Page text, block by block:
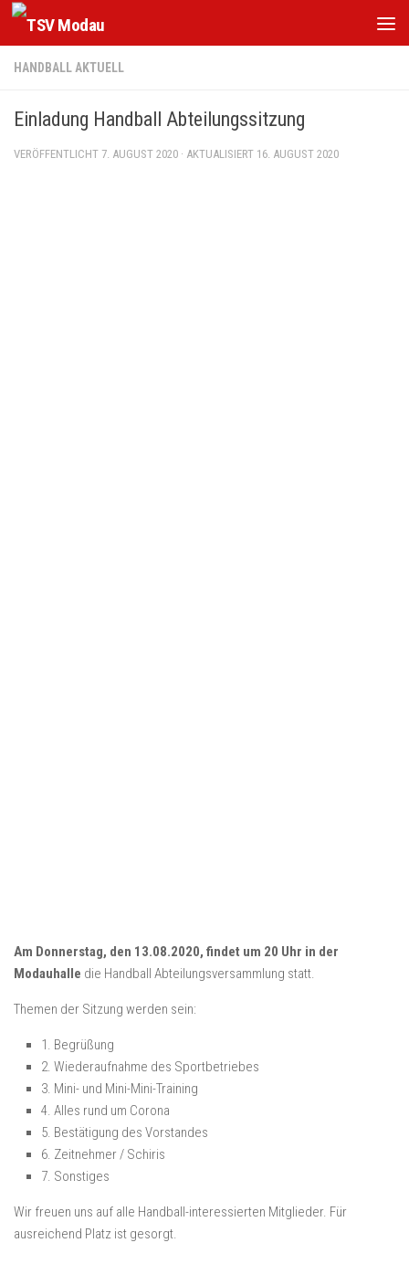
Zum Inhalt springen
HANDBALL AKTUELL
Einladung Handball Abteilungssitzung
VERÖFFENTLICHT 7. AUGUST 2020 · AKTUALISIERT 16. AUGUST 2020
Am Donnerstag, den 13.08.2020, findet um 20 Uhr in der
Modauhalle die Handball Abteilungsversammlung statt.
Themen der Sitzung werden sein:
1. Begrüßung
2. Wiederaufnahme des Sportbetriebes
3. Mini- und Mini-Mini-Training
4. Alles rund um Corona
5. Bestätigung des Vorstandes
6. Zeitnehmer / Schiris
7. Sonstiges
Wir freuen uns auf alle Handball-interessierten Mitglieder. Für
ausreichend Platz ist gesorgt.